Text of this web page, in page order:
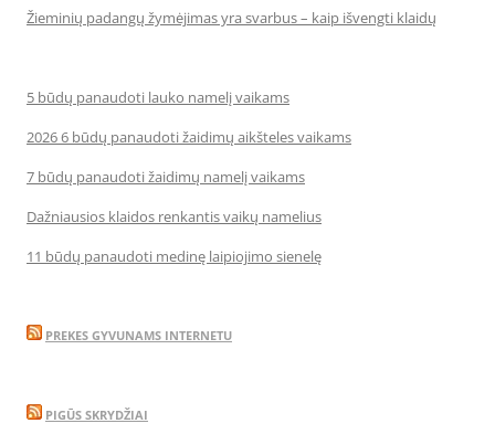
Žieminių padangų žymėjimas yra svarbus – kaip išvengti klaidų
5 būdų panaudoti lauko namelį vaikams
2026 6 būdų panaudoti žaidimų aikšteles vaikams
7 būdų panaudoti žaidimų namelį vaikams
Dažniausios klaidos renkantis vaikų namelius
11 būdų panaudoti medinę laipiojimo sienelę
PREKES GYVUNAMS INTERNETU
PIGŪS SKRYDŽIAI